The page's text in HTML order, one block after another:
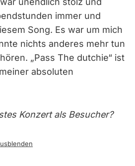
immer und
Song. Es war um mich
nichts anderes mehr tun
„Pass The dutchie“ ist
absoluten
Konzert als Besucher?